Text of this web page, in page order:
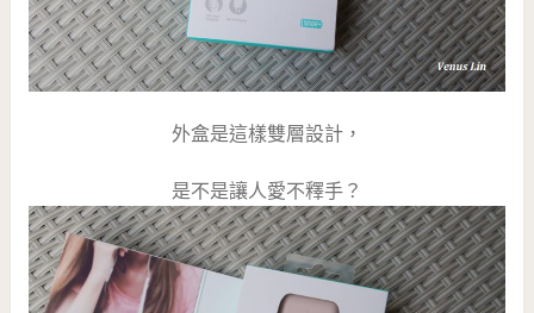
外盒是這樣雙層設計，
是不是讓人愛不釋手？